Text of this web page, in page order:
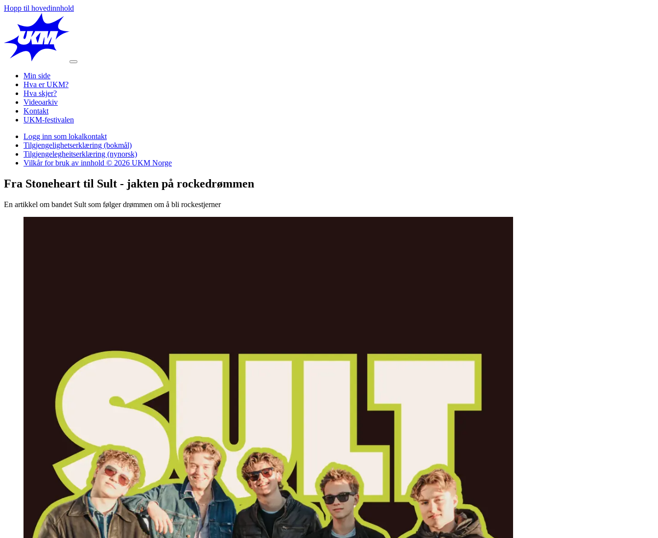
Hopp til hovedinnhold
Min side
Hva er UKM?
Hva skjer?
Videoarkiv
Kontakt
UKM-festivalen
Logg inn som lokalkontakt
Tilgjengelighetserklæring (bokmål)
Tilgjengelegheitserklæring (nynorsk)
Vilkår for bruk av innhold © 2026 UKM Norge
Fra Stoneheart til Sult - jakten på rockedrømmen​​​​‌ ‍ ​‍​‍‌‍ ‌ ​‍‌‍‍‌‌‍‌ ‌‍‍‌‌‍ ‍​‍​‍​ ‍‍​‍​‍‌ ​ ‌‍​‌‌‍ ‍‌‍‍‌‌ ‌​‌ ‍‌​‍ ‍‌‍‍‌‌‍ ​‍​‍​‍ ​​‍​‍‌‍‍​‌ ​‍‌‍‌‌‌‍‌‍​‍​‍​ ‍‍​‍​‍‌‍‍​‌ ‌​‌ ‌​‌ ​​‌ ​ ​ ‍‍​‍ ​‍ ‌ ‌‌‌‍‍ ‌‍ ‌​‍ ‍‌ ​ ‌‍​‌‌‍ ‍‌‍‍‌‌ ‌​‌ ‍‌​‍ ‍‌ ​ ‌ ‌​‌ ‌‌‌‍‌​‌‍‍‌‌‍ ​‍ ‌‍‍‌‌‍ ‍‌ ‌​‌‍‌‌‌‍ ‍‌ ‌​​‍ ‌‍‌‌‌‍‌​‌‍‍‌‌ ‌​​‍ ‌‍ ‌‌‍ ‌‍‌​‌‍‌‌​ ‌‌ ​​‌ ​‍‌‍‌‌‌ ​ ‌‍‌‌‌‍ ‍‌ ‌​‌‍​‌‌ ‌​‌‍‍‌‌‍ ‌‍ ‍​ ‍ ‌‍‍‌‌‍‌​​ ‌‌‍​‍‌‍​ ​ ​ ‌‍​‌​ ‌‌​ ‌​​ ‌ ​ ​​​‍ ‌​ ‍​​ ‍‌​ ​ ‌‍‌​​‍ ‌​ ‌​‌‍​‌​ ‍​​ ‌ ​‍ ‌‌‍​‌​ ‌ ​ ‌‌​ ‍‌​‍ ‌​ ​‍​ ‌ ​ ‍​‌‍​‌​ ‌ ​ ​ ​ ‌‌​ ​ ​ ‍‌‌‍​ ​ ​‌‌‍​‍​ ‍ ‌ ‌​‌ ‍‌‌ ​​‌‍‌‌​ ‌‌‍​‍‌‍ ​‌‍ ‌‍‌ ​ ‍ ‌ ​​‌‍​‌‌ ‌​‌‍‍​​ ‌‌ ‌​‌‍‍‌‌ ‌​‌‍ ​‌‍‌‌​ ‌‍​‍‌‍​‌‌ ​ ‌‍‌‌‌‌‌‌‌ ​‍‌‍ ​​ ‌‌‍‍​‌ ‌​‌ ‌​‌ ​​‌ ​ ​‍‌‌​ ​ ‌​​‌​‍‌‌​ ​‍‌​‌‍​‍‌‌​ ​‍‌​‌‍‌ ‌‌‌‍‍ ‌‍ ‌​‍ ‍‌ ​ ‌‍​‌‌‍ ‍‌‍‍‌‌ ‌​‌ ‍‌​‍ ‍‌ ​ ‌ ‌​‌ ‌‌‌‍‌​‌‍‍‌‌‍ ​‍‌‍‌‍‍‌‌‍‌​​ ‌‌‍​‍‌‍​ ​ ​ ‌‍​‌​ ‌‌​ ‌​​ ‌ ​ ​​​‍ ‌​ ‍​​ ‍‌​ ​ ‌‍‌​​‍ ‌​ ‌​‌‍​‌​ ‍​​ ‌ ​‍ ‌‌‍​‌​ ‌ ​ ‌‌​ ‍‌​‍ ‌​ ​‍​ ‌ ​ ‍​‌‍​‌​ ‌ ​ ​ ​ ‌‌​ ​ ​ ‍‌‌‍​ ​ ​‌‌‍​‍​‍‌‍‌ ‌​‌ ‍‌‌ ​​‌‍‌‌​ ‌‌‍​‍‌‍ ​‌‍ ‌‍‌ ​‍‌‍‌ ​​‌‍​‌‌ ‌​‌‍‍​​ ‌‌ ‌​‌‍‍‌‌ ‌​‌‍ ​‌‍‌‌​‍‌‍‌ ​​‌‍‌‌‌ ​‍‌ ​ ‌ ​​‌‍‌‌‌‍​ ‌ ‌​‌‍‍‌‌ ‌‍‌‍‌‌​ ‌‌ ​​‌ ‌‌‌‍​‍‌‍ ​‌‍‍‌‌ ​ ‌‍‍​‌‍‌‌‌‍‌​​‍​‍‌ ‌
En artikkel om bandet Sult som følger drømmen om å bli rockestjerner​​​​‌ ‍ ​‍​‍‌‍ ‌ ​‍‌‍‍‌‌‍‌ ‌‍‍‌‌‍ ‍​‍​‍​ ‍‍​‍​‍‌ ​ ‌‍​‌‌‍ ‍‌‍‍‌‌ ‌​‌ ‍‌​‍ ‍‌‍‍‌‌‍ ​‍​‍​‍ ​​‍​‍‌‍‍​‌ ​‍‌‍‌‌‌‍‌‍​‍​‍​ ‍‍​‍​‍‌‍‍​‌ ‌​‌ ‌​‌ ​​‌ ​ ​ ‍‍​‍ ​‍ ‌ ‌‌‌‍‍ ‌‍ ‌​‍ ‍‌ ​ ‌‍​‌‌‍ ‍‌‍‍‌‌ ‌​‌ ‍‌​‍ ‍‌ ​ ‌ ‌​‌ ‌‌‌‍‌​‌‍‍‌‌‍ ​‍ ‌‍‍‌‌‍ ‍‌ ‌​‌‍‌‌‌‍ ‍‌ ‌​​‍ ‌‍‌‌‌‍‌​‌‍‍‌‌ ‌​​‍ ‌‍ ‌‌‍ ‌‍‌​‌‍‌‌​ ‌‌ ​​‌ ​‍‌‍‌‌‌ ​ ‌‍‌‌‌‍ ‍‌ ‌​‌‍​‌‌ ‌​‌‍‍‌‌‍ ‌‍ ‍​ ‍ ‌‍‍‌‌‍‌​​ ‌‌‍​‍‌‍​ ​ ​ ‌‍​‌​ ‌‌​ ‌​​ ‌ ​ ​​​‍ ‌​ ‍​​ ‍‌​ ​ ‌‍‌​​‍ ‌​ ‌​‌‍​‌​ ‍​​ ‌ ​‍ ‌‌‍​‌​ ‌ ​ ‌‌​ ‍‌​‍ ‌​ ​‍​ ‌ ​ ‍​‌‍​‌​ ‌ ​ ​ ​ ‌‌​ ​ ​ ‍‌‌‍​ ​ ​‌‌‍​‍​ ‍ ‌ ‌​‌ ‍‌‌ ​​‌‍‌‌​ ‌‌‍​‍‌‍ ​‌‍ ‌‍‌ ​ ‍ ‌ ​​‌‍​‌‌ ‌​‌‍‍​​ ‌‌‍‌​‌‍‌‌‌ ​ ‌‍​ ‌ ​‍‌‍‍‌‌ ​​‌ ‌​‌‍‍‌‌‍ ‌‍ ‍​ ‌‍​‍‌‍​‌‌ ​ ‌‍‌‌‌‌‌‌‌ ​‍‌‍ ​​ ‌‌‍‍​‌ ‌​‌ ‌​‌ ​​‌ ​ ​‍‌‌​ ​ ‌​​‌​‍‌‌​ ​‍‌​‌‍​‍‌‌​ ​‍‌​‌‍‌ ‌‌‌‍‍ ‌‍ ‌​‍ ‍‌ ​ ‌‍​‌‌‍ ‍‌‍‍‌‌ ‌​‌ ‍‌​‍ ‍‌ ​ ‌ ‌​‌ ‌‌‌‍‌​‌‍‍‌‌‍ ​‍‌‍‌‍‍‌‌‍‌​​ ‌‌‍​‍‌‍​ ​ ​ ‌‍​‌​ ‌‌​ ‌​​ ‌ ​ ​​​‍ ‌​ ‍​​ ‍‌​ ​ ‌‍‌​​‍ ‌​ ‌​‌‍​‌​ ‍​​ ‌ ​‍ ‌‌‍​‌​ ‌ ​ ‌‌​ ‍‌​‍ ‌​ ​‍​ ‌ ​ ‍​‌‍​‌​ ‌ ​ ​ ​ ‌‌​ ​ ​ ‍‌‌‍​ ​ ​‌‌‍​‍​‍‌‍‌ ‌​‌ ‍‌‌ ​​‌‍‌‌​ ‌‌‍​‍‌‍ ​‌‍ ‌‍‌ ​‍‌‍‌ ​​‌‍​‌‌ ‌​‌‍‍​​ ‌‌‍‌​‌‍‌‌‌ ​ ‌‍​ ‌ ​‍‌‍‍‌‌ ​​‌ ‌​‌‍‍‌‌‍ ‌‍ ‍​‍‌‍‌ ​​‌‍‌‌‌ ​‍‌ ​ ‌ ​​‌‍‌‌‌‍​ ‌ ‌​‌‍‍‌‌ ‌‍‌‍‌‌​ ‌‌ ​​‌ ‌‌‌‍​‍‌‍ ​‌‍‍‌‌ ​ ‌‍‍​‌‍‌‌‌‍‌​​‍​‍‌ ‌